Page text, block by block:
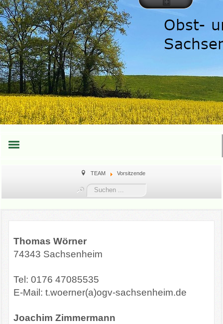
OGV INFOBRIEFE
KONTAKT
GARTENKALENDER
TEAM Vorsitzende
Suchen
...
Thomas Wörner
74343 Sachsenheim
Tel: 0176 47085535
E-Mail: t.woerner(a)ogv-sachsenheim.de
Joachim Zimmermann